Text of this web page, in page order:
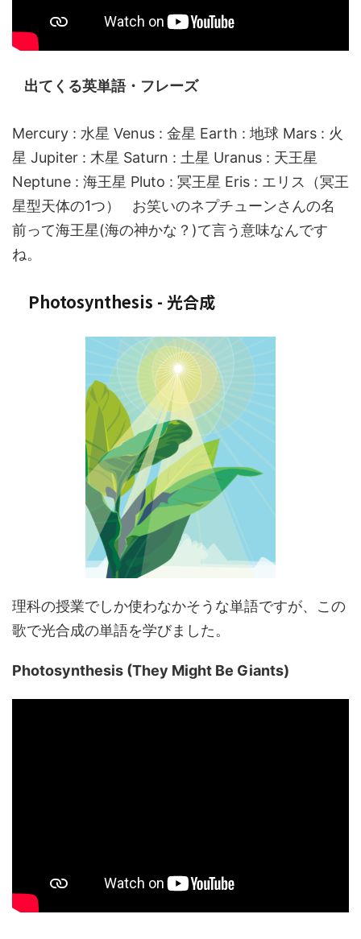
出てくる英単語・フレーズ
Mercury : 水星 Venus : 金星 Earth : 地球 Mars : 火
星 Jupiter : 木星 Saturn : 土星 Uranus : 天王星
Neptune : 海王星 Pluto : 冥王星 Eris : エリス（冥王
星型天体の1つ） お笑いのネプチューンさんの名
前って海王星(海の神かな？)て言う意味なんです
ね。
Photosynthesis - 光合成
理科の授業でしか使わなかそうな単語ですが、この
歌で光合成の単語を学びました。
Photosynthesis (They Might Be Giants)